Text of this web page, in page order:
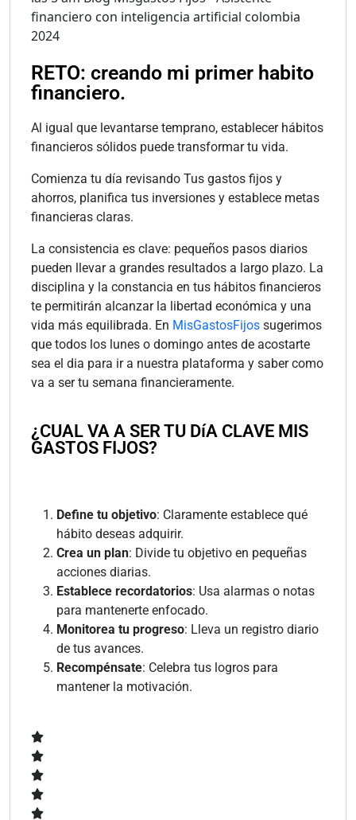
RETO: creando mi primer habito
financiero.
Al igual que levantarse temprano, establecer hábitos
financieros sólidos puede transformar tu vida.
Comienza tu día revisando Tus gastos fijos y
ahorros, planifica tus inversiones y establece metas
financieras claras.
La consistencia es clave: pequeños pasos diarios
pueden llevar a grandes resultados a largo plazo. La
disciplina y la constancia en tus hábitos financieros
te permitirán alcanzar la libertad económica y una
vida más equilibrada. En MisGastosFijos sugerimos
que todos los lunes o domingo antes de acostarte
sea el dia para ir a nuestra plataforma y saber como
va a ser tu semana financieramente.
¿CUAL VA A SER TU DíA CLAVE MIS
GASTOS FIJOS?
Define tu objetivo: Claramente establece qué
hábito deseas adquirir.
Crea un plan: Divide tu objetivo en pequeñas
acciones diarias.
Establece recordatorios: Usa alarmas o notas
para mantenerte enfocado.
Monitorea tu progreso: Lleva un registro diario
de tus avances.
Recompénsate: Celebra tus logros para
mantener la motivación.